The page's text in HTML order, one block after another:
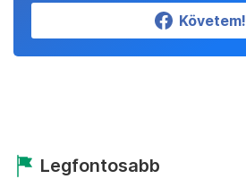
Követem!
Legfontosabb